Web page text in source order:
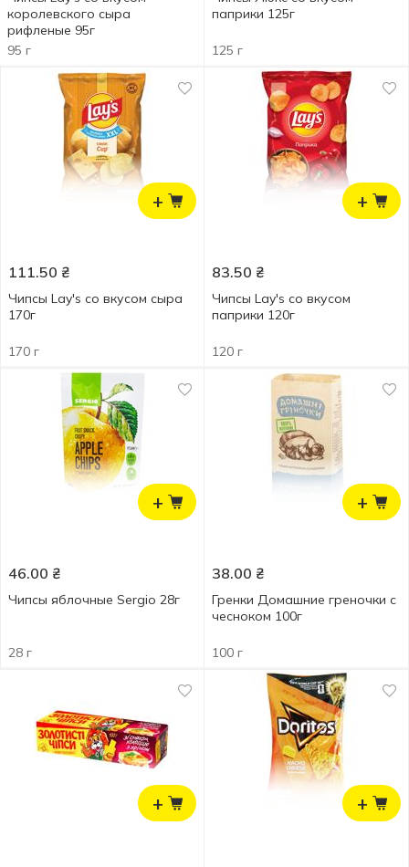
королевского сыра
рифленые 95г
95 г
паприки 125г
125 г
+
111.50 ₴
Чипсы Lay's со вкусом сыра
170г
170 г
+
83.50 ₴
Чипсы Lay's со вкусом
паприки 120г
120 г
+
46.00 ₴
Чипсы яблочные Sergio 28г
28 г
+
38.00 ₴
Гренки Домашние греночки с
чесноком 100г
100 г
+ +